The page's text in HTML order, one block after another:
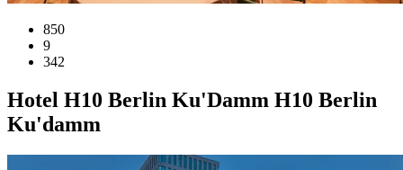
850
9
342
Hotel H10 Berlin Ku'Damm H10 Berlin
Ku'damm